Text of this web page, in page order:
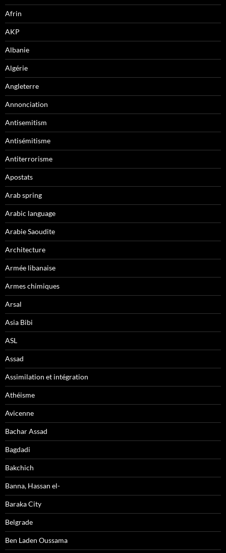
Afrin
AKP
Albanie
Algérie
Angleterre
Annonciation
Antisemitism
Antisémitisme
Antiterrorisme
Apostats
Arab spring
Arabic language
Arabie Saoudite
Architecture
Armée libanaise
Armes chimiques
Arsal
Asia Bibi
ASL
Assad
Assimilation et intégration
Athéisme
Avicenne
Bachar Assad
Bagdadi
Bakchich
Banna, Hassan el-
Baraka City
Belgrade
Ben Laden Oussama